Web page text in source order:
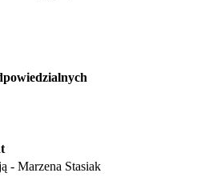
- Marzena Stasiak